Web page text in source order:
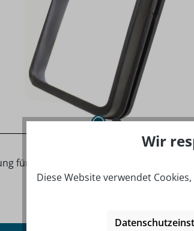
für Aqua Box Pro 20 - RAM-HOL-AQ7-
Wir
Diese Website verwendet